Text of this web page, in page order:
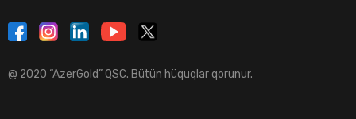
@ 2020 “AzerGold” QSC. Bütün hüquqlar qorunur.